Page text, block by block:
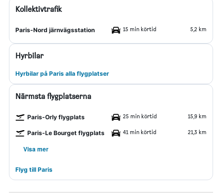
Kollektivtrafik
Paris-Nord järnvägsstation 15 min körtid 5,2 km
Hyrbilar
Hyrbilar på Paris alla flygplatser
Närmsta flygplatserna
Paris-Orly flygplats 25 min körtid 15,9 km
Paris-Le Bourget flygplats 41 min körtid 21,3 km
Visa mer
Flyg till Paris